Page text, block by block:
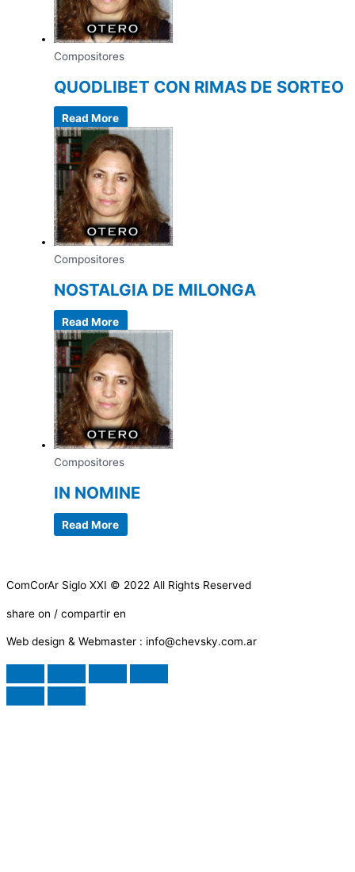
Compositores
QUODLIBET CON RIMAS DE SORTEO
Read More
Compositores
NOSTALGIA DE MILONGA
Read More
Compositores
IN NOMINE
Read More
ComCorAr Siglo XXI © 2022 All Rights Reserved
share on / compartir en
Web design & Webmaster : info@chevsky.com.ar